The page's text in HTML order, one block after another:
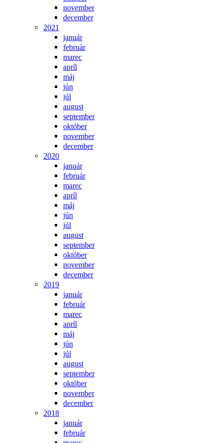
november
december
2021
január
február
marec
apríl
máj
jún
júl
august
september
október
november
december
2020
január
február
marec
apríl
máj
jún
júl
august
september
október
november
december
2019
január
február
marec
apríl
máj
jún
júl
august
september
október
november
december
2018
január
február